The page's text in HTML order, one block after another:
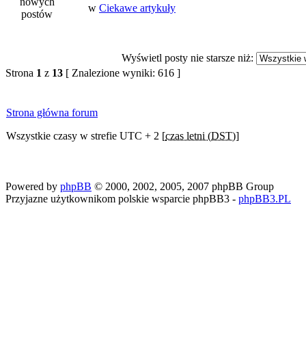
w Ciekawe artykuły
Wyświetl posty nie starsze niż:
Strona 1 z 13 [ Znalezione wyniki: 616 ]
Strona główna forum
Wszystkie czasy w strefie UTC + 2 [czas letni (DST)]
Powered by phpBB © 2000, 2002, 2005, 2007 phpBB Group
Przyjazne użytkownikom polskie wsparcie phpBB3 - phpBB3.PL